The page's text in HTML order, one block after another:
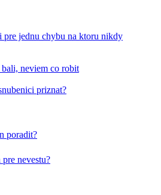
pre jednu chybu na ktoru nikdy
neviem co robit
priznat?
poradit?
nevestu?